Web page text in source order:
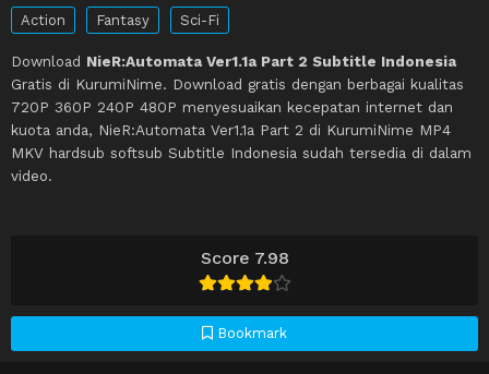
Score 7.98
Bookmark
Action Fantasy Sci-Fi
Download NieR:Automata Ver1.1a Part 2 Subtitle Indonesia
Gratis di KurumiNime. Download gratis dengan berbagai kualitas
720P 360P 240P 480P menyesuaikan kecepatan internet dan
kuota anda, NieR:Automata Ver1.1a Part 2 di KurumiNime MP4
MKV hardsub softsub Subtitle Indonesia sudah tersedia di dalam
video.